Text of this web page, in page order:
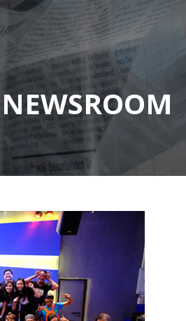
NEWSROOM